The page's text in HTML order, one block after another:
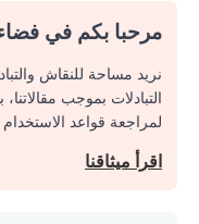
مرحبا بكم في فضاء
نريد مساحة للنقاش
التبادلات بموجب
لمراجعة قواعد الاستخدام
اقرأ ميثاقنا